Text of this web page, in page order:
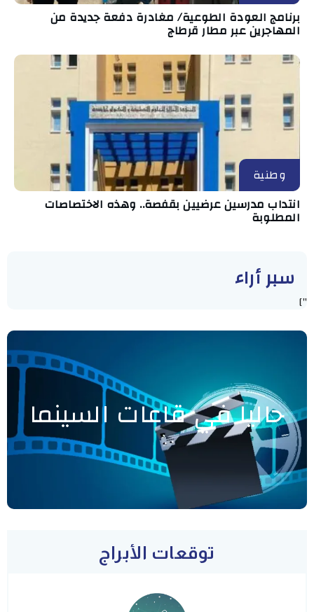
برنامج العودة الطوعية/ مغادرة دفعة جديدة من
المهاجرين عبر مطار قرطاج
وطنية
انتداب مدرسين عرضيين بقفصة.. وهذه الاختصاصات
المطلوبة
سبر أراء
"]
حاليا في قاعات السينما
توقعات الأبراج